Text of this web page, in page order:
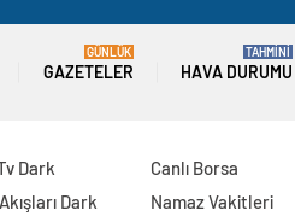
GAZETELER
GÜNLÜK
HAVA DURUMU
TAHMİNİ
Dark
Dark
Canlı Borsa
Namaz Vakitleri